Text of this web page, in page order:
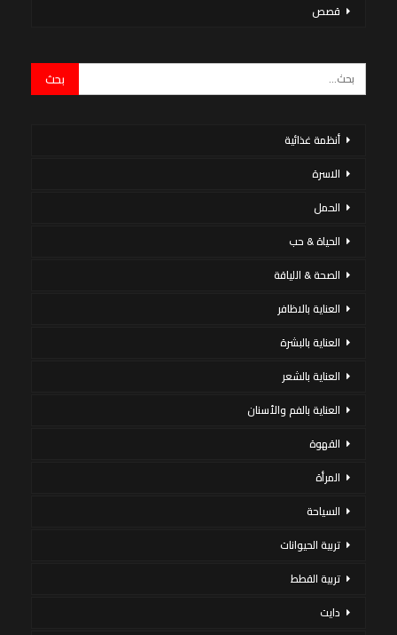
قصص
أنظمة غذائية
الاسرة
الحمل
الحياة & حب
الصحة & اللياقة
العناية بالاظافر
العناية بالبشرة
العناية بالشعر
العناية بالفم والأسنان
القهوة
المرأة
السياحة
تربية الحيوانات
تربية القطط
دايت